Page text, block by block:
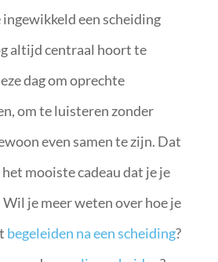
ingewikkeld een scheiding
altijd centraal hoort te
dag om oprechte
om te luisteren zonder
even samen te zijn. Dat
mooiste cadeau dat je je
je meer weten over hoe je
begeleiden na een scheiding?